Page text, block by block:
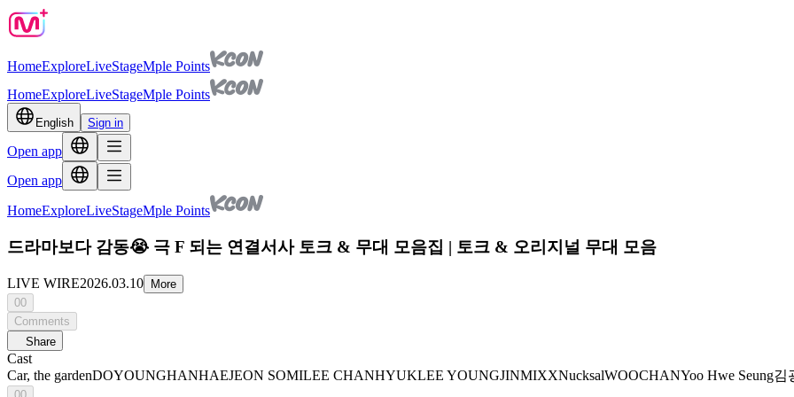
HomeExploreLiveStageMple Points
HomeExploreLiveStageMple Points
English Sign in
Open app
Open app
HomeExploreLiveStageMple Points
드라마보다 감동😭 극 F 되는 연결서사 토크 & 무대 모음집 | 토크 & 오리지널 무대 모음
LIVE WIRE2026.03.10
More
00
Comments
Share
Cast
Car, the gardenDOYOUNGHANHAEJEON SOMILEE CHANHYUKLEE YOUNGJINMIXXNucksalWOOCHANYoo Hwe Seung김